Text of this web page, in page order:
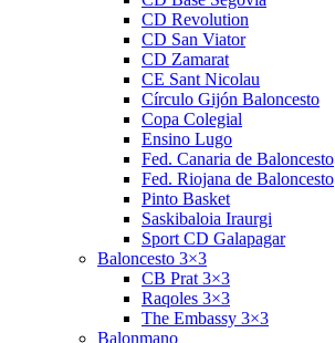
CD Revolution
CD San Viator
CD Zamarat
CE Sant Nicolau
Círculo Gijón Baloncesto
Copa Colegial
Ensino Lugo
Fed. Canaria de Baloncesto
Fed. Riojana de Baloncesto
Pinto Basket
Saskibaloia Iraurgi
Sport CD Galapagar
Baloncesto 3×3
CB Prat 3×3
Raqoles 3×3
The Embassy 3×3
Balonmano